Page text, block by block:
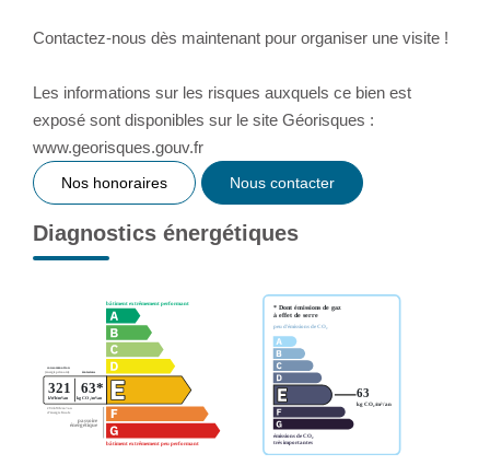
Contactez-nous dès maintenant pour organiser une visite !
Les informations sur les risques auxquels ce bien est
exposé sont disponibles sur le site Géorisques :
www.georisques.gouv.fr
Nos honoraires Nous contacter
Diagnostics énergétiques